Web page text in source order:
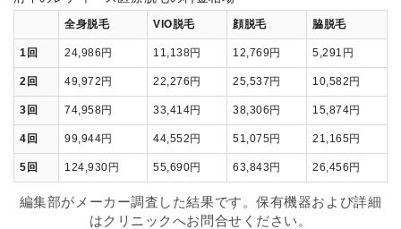
全身脱毛 VIO脱毛 顔脱毛 脇脱毛
1回 24,986円 11,138円 12,769円 5,291円
2回 49,972円 22,276円 25,537円 10,582円
3回 74,958円 33,414円 38,306円 15,874円
4回 99,944円 44,552円 51,075円 21,165円
5回 124,930円 55,690円 63,843円 26,456円
編集部がメーカー調査した結果です。保有機器および詳細
はクリニックへお問合せください。